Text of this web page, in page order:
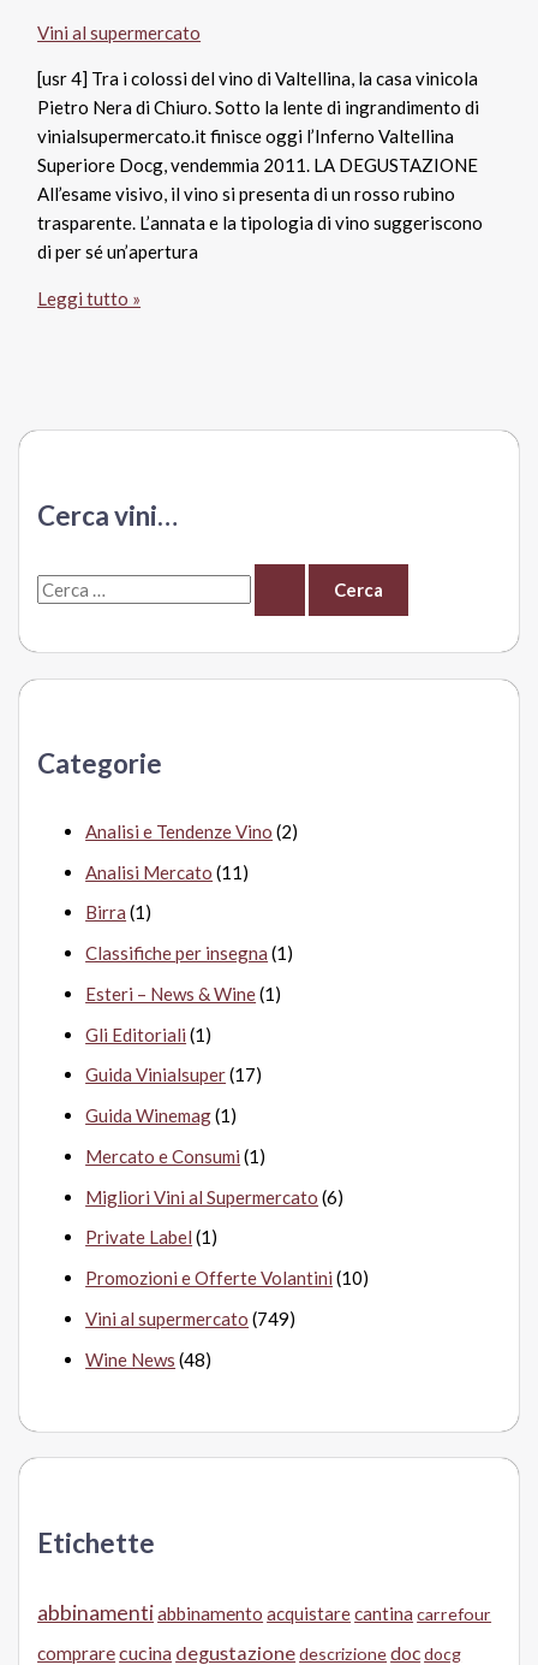
Vini al supermercato
[usr 4] Tra i colossi del vino di Valtellina, la casa vinicola
Pietro Nera di Chiuro. Sotto la lente di ingrandimento di
vinialsupermercato.it finisce oggi l’Inferno Valtellina
Superiore Docg, vendemmia 2011. LA DEGUSTAZIONE
All’esame visivo, il vino si presenta di un rosso rubino
trasparente. L’annata e la tipologia di vino suggeriscono
di per sé un’apertura
Inferno
Leggi tutto »
Cerca vini…
C
r
:Categorie
Analisi e Tendenze Vino (2)
Analisi Mercato (11)
Birra (1)
Classifiche per insegna (1)
Esteri – News & Wine(1)
Gli Editoriali (1)
Guida Vinialsuper(17)
Guida Winemag(1)
Mercato e Consumi (1)
Migliori Vini al Supermercato (6)
Private Label (1)
Promozioni e Offerte Volantini (10)
Vini al supermercato (749)
Wine News (48)
Etichette
abbinamentiabbinamento acquistarecantina carrefour
comprarecucina degustazionedescrizionedocdocg